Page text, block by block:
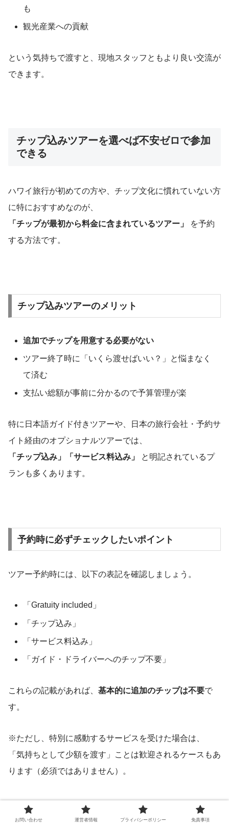
も
観光産業への貢献
という気持ちで渡すと、現地スタッフともより良い交流が
できます。
チップ込みツアーを選べば不安ゼロで参加
できる
ハワイ旅行が初めての方や、チップ文化に慣れていない方
に特におすすめなのが、
「チップが最初から料金に含まれているツアー」
を予約
する方法です。
チップ込みツアーのメリット
追加でチップを用意する必要がない
ツアー終了時に「いくら渡せばいい？」と悩まなく
て済む
支払い総額が事前に分かるので予算管理が楽
特に日本語ガイド付きツアーや、日本の旅行会社・予約サ
イト経由のオプショナルツアーでは、
「チップ込み」「サービス料込み」
と明記されているプ
ランも多くあります。
予約時に必ずチェックしたいポイント
ツアー予約時には、以下の表記を確認しましょう。
「Gratuity included」
「チップ込み」
「サービス料込み」
「ガイド・ドライバーへのチップ不要」
これらの記載があれば、 基本的に追加のチップは不要で
す。
※ただし、特別に感動するサービスを受けた場合は、
「気持ちとして少額を渡す」ことは歓迎されるケースもあ
ります（必須ではありません）。
お問い合わせ 運営者情報 プライバシーポリシー 免責事項